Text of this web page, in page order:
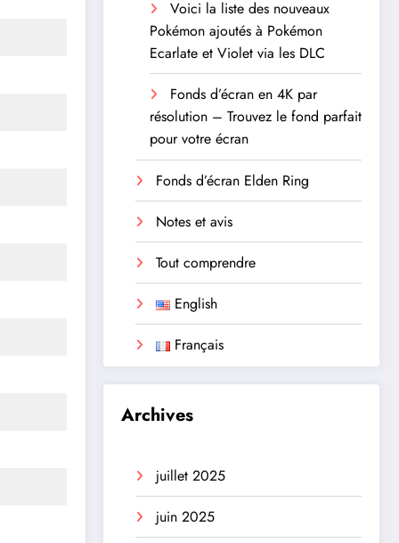
Voici la liste des nouveaux
Pokémon ajoutés à Pokémon
Ecarlate et Violet via les DLC
Fonds d’écran en 4K par
résolution – Trouvez le fond parfait
pour votre écran
Fonds d’écran Elden Ring
Notes et avis
Tout comprendre
English
Français
Archives
juillet 2025
juin 2025